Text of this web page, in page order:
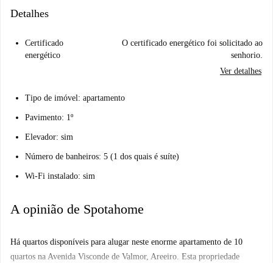
Detalhes
Certificado
energético
O certificado energético foi solicitado ao
senhorio.
Ver detalhes
Tipo de imóvel: apartamento
Pavimento: 1º
Elevador: sim
Número de banheiros: 5 (1 dos quais é suíte)
Wi-Fi instalado: sim
A opinião de Spotahome
Há quartos disponíveis para alugar neste enorme apartamento de 10
quartos na Avenida Visconde de Valmor, Areeiro. Esta propriedade